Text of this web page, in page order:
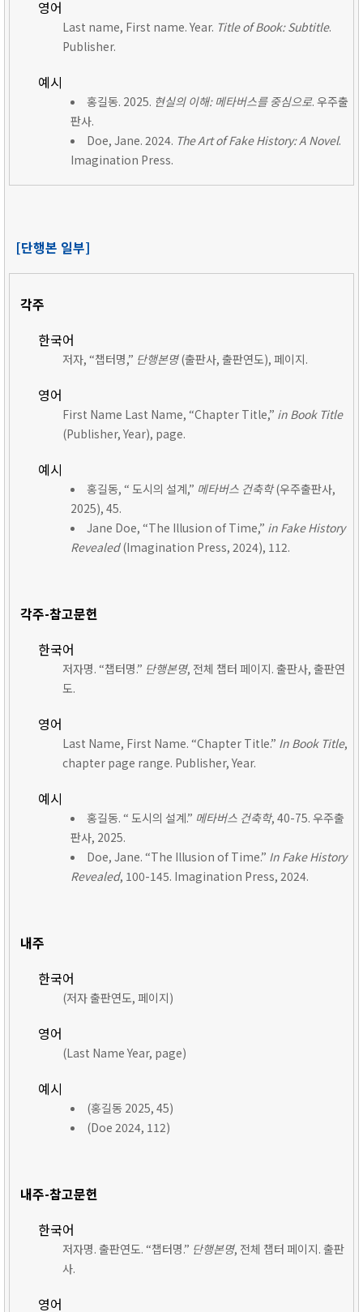
영어
Last name, First name. Year. Title of Book: Subtitle.
Publisher.
예시
홍길동. 2025. 현실의 이해: 메타버스를 중심으로. 우주출
판사.
Doe, Jane. 2024. The Art of Fake History: A Novel.
Imagination Press.
[단행본 일부]
각주
한국어
저자, “챕터명,” 단행본명(출판사, 출판연도), 페이지.
영어
First Name Last Name, “Chapter Title,” in Book Title
(Publisher, Year), page.
예시
홍길동, “ 도시의 설계,” 메타버스 건축학(우주출판사,
2025), 45.
Jane Doe, “The Illusion of Time,” in Fake History
Revealed(Imagination Press, 2024), 112.
각주-참고문헌
한국어
저자명. “챕터명.” 단행본명, 전체 챕터 페이지. 출판사, 출판연
도.
영어
Last Name, First Name. “Chapter Title.” In Book Title,
chapter page range. Publisher, Year.
예시
홍길동. “ 도시의 설계.” 메타버스 건축학, 40-75. 우주출
판사, 2025.
Doe, Jane. “The Illusion of Time.” In Fake History
Revealed, 100-145. Imagination Press, 2024.
내주
한국어
(저자 출판연도, 페이지)
영어
(Last Name Year, page)
예시
(홍길동 2025, 45)
(Doe 2024, 112)
내주-참고문헌
한국어
저자명. 출판연도. “챕터명.” 단행본명, 전체 챕터 페이지. 출판
사.
영어